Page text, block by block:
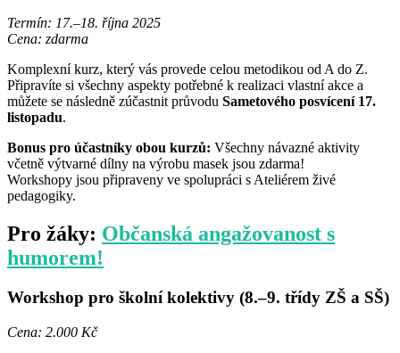
Termín: 17.–18. října 2025
Cena: zdarma
Komplexní kurz, který vás provede celou metodikou od A do Z.
Připravíte si všechny aspekty potřebné k realizaci vlastní akce a
můžete se následně zúčastnit průvodu Sametového posvícení 17.
listopadu.
Bonus pro účastníky obou kurzů: Všechny návazné aktivity
včetně výtvarné dílny na výrobu masek jsou zdarma!
Workshopy jsou připraveny ve spolupráci s Ateliérem živé
pedagogiky.
Pro žáky: Občanská angažovanost s
humorem!
Workshop pro školní kolektivy (8.–9. třídy ZŠ a SŠ)
Cena: 2.000 Kč